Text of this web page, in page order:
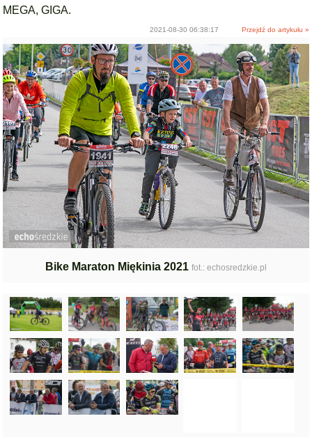
MEGA, GIGA.
2021-08-30 06:38:17 Przejdź do artykułu »
Bike Maraton Miękinia 2021 fot.: echosredzkie.pl